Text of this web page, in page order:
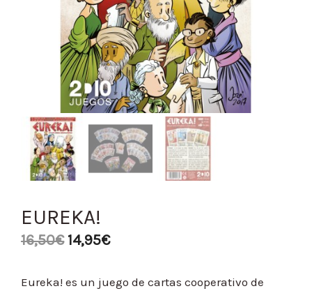
EUREKA!
16,50€ 14,95€
Eureka! es un juego de cartas cooperativo de